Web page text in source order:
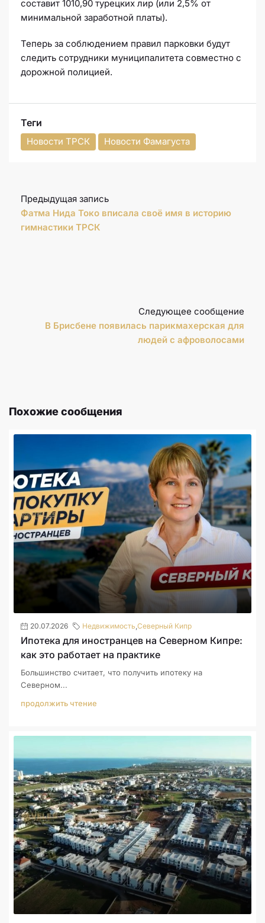
составит 1010,90 турецких лир (или 2,5% от
минимальной заработной платы).
Теперь за соблюдением правил парковки будут
следить сотрудники муниципалитета совместно с
дорожной полицией.
Теги
Новости ТРСК Новости Фамагуста
Предыдущая запись
Фатма Нида Токо вписала своё имя в историю
гимнастики ТРСК
Следующее сообщение
В Брисбене появилась парикмахерская для
людей с афроволосами
Похожие сообщения
20.07.2026 Недвижимость Северный Кипр
Ипотека для иностранцев на Северном Кипре:
как это работает на практике
Большинство считает, что получить ипотеку на
Северном...
продолжить чтение